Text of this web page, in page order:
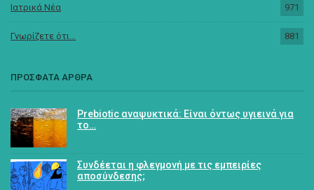
Ιατρικά Νέα 971
Γνωρίζετε ότι... 881
ΠΡΟΣΦΑΤΑ ΑΡΘΡΑ
Prebiotic αναψυκτικά: Είναι όντως υγιεινά για
το…
Συνδέεται η φλεγμονή με τις εμπειρίες
αποσύνδεσης;